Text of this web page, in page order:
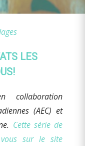
LES
collaboration
(AEC) et
Cette série de
sur le site